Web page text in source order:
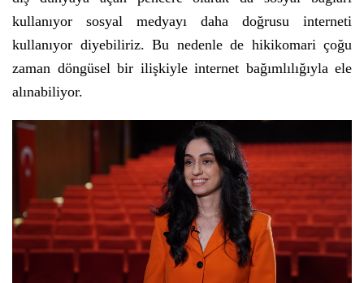
kullanıyor sosyal medyayı daha doğrusu interneti
kullanıyor diyebiliriz. Bu nedenle de hikikomari çoğu
zaman döngüsel bir ilişkiyle internet bağımlılığıyla ele
alınabiliyor.